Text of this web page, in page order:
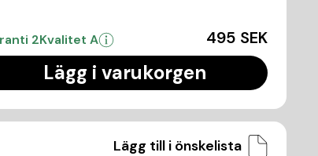
2Kvalitet A 495 SEK
Lägg i varukorgen
Lägg till i önskelista